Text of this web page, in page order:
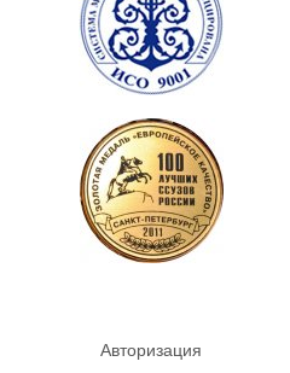
Авторизация